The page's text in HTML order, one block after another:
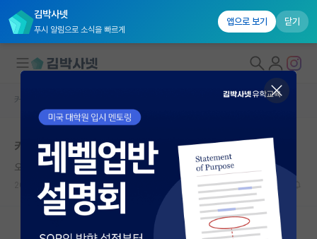
김박사넷
푸시 알림으로 소식을 빠르게
앱으로 보기 닫기
대학원생 모집
국내대학원 정보
연구실&오픈랩
커뮤니티
커뮤니티 홈
커뮤니티 홈
카이스트 AX학과 면접
오만한 로버트 보일
2026.05.22 32 2902